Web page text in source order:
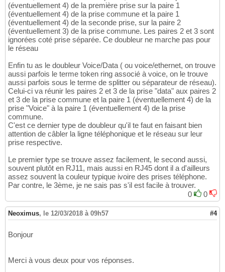
(éventuellement 4) de la première prise sur la paire 1
(éventuellement 4) de la prise commune et la paire 1
(éventuellement 4) de la seconde prise, sur la paire 2
(éventuellement 3) de la prise commune. Les paires 2 et 3 sont
ignorées coté prise séparée. Ce doubleur ne marche pas pour
le réseau
Enfin tu as le doubleur Voice/Data ( ou voice/ethernet, on trouve
aussi parfois le terme token ring associé à voice, on le trouve
aussi parfois sous le terme de splitter ou séparateur de réseau).
Celui-ci va réunir les paires 2 et 3 de la prise "data" aux paires 2
et 3 de la prise commune et la paire 1 (éventuellement 4) de la
prise "Voice" à la paire 1 (éventuellement 4) de la prise
commune.
C'est ce dernier type de doubleur qu'il te faut en faisant bien
attention de câbler la ligne téléphonique et le réseau sur leur
prise respective.
Le premier type se trouve assez facilement, le second aussi,
souvent plutôt en RJ11, mais aussi en RJ45 dont il a d'ailleurs
assez souvent la couleur typique ivoire des prises téléphone.
Par contre, le 3ème, je ne sais pas s'il est facile à trouver.
0
0
Neoximus, le 12/03/2018 à 09h57 #4
Bonjour
Merci à vous deux pour vos réponses.